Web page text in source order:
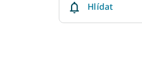
Hlídat